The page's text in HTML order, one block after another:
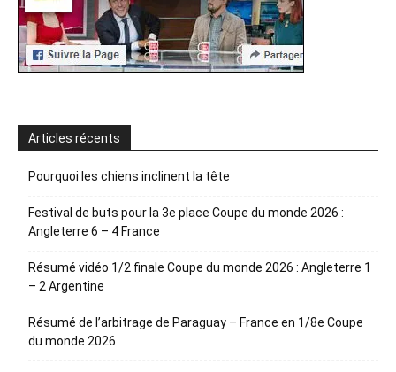
Articles récents
Pourquoi les chiens inclinent la tête
Festival de buts pour la 3e place Coupe du monde 2026 :
Angleterre 6 – 4 France
Résumé vidéo 1/2 finale Coupe du monde 2026 : Angleterre 1
– 2 Argentine
Résumé de l’arbitrage de Paraguay – France en 1/8e Coupe
du monde 2026